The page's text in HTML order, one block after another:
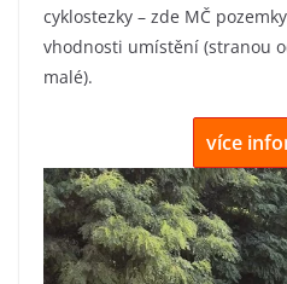
cyklostezky – zde MČ
vhodnosti umístění (stranou
malé).
více